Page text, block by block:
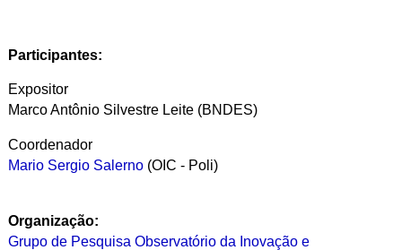
Participantes:
Expositor
Marco Antônio Silvestre Leite (BNDES)
Coordenador
Mario Sergio Salerno(OIC - Poli)
Organização:
Grupo de Pesquisa Observatório da Inovação e